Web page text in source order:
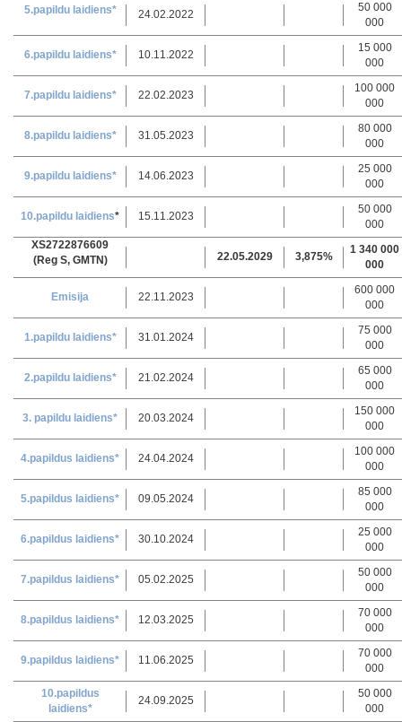
5.papildu laidiens* 24.02.2022
50 000
000
6.papildu laidiens* 10.11.2022
15 000
000
7.papildu laidiens* 22.02.2023
100 000
000
8.papildu laidiens* 31.05.2023
80 000
000
9.papildu laidiens* 14.06.2023
25 000
000
10.papildu laidiens* 15.11.2023
50 000
000
XS2722876609
(Reg S, GMTN)
22.05.2029 3,875%
1 340 000
000
Emisija 22.11.2023
600 000
000
1.papildu laidiens* 31.01.2024
75 000
000
2.papildu laidiens* 21.02.2024
65 000
000
3. papildu laidiens* 20.03.2024
150 000
000
4.papildus laidiens* 24.04.2024
100 000
000
5.papildus laidiens* 09.05.2024
85 000
000
6.papildus laidiens* 30.10.2024
25 000
000
7.papildus laidiens* 05.02.2025
50 000
000
8.papildus laidiens* 12.03.2025
70 000
000
9.papildus laidiens* 11.06.2025
70 000
000
10.papildus
laidiens*
24.09.2025
50 000
000